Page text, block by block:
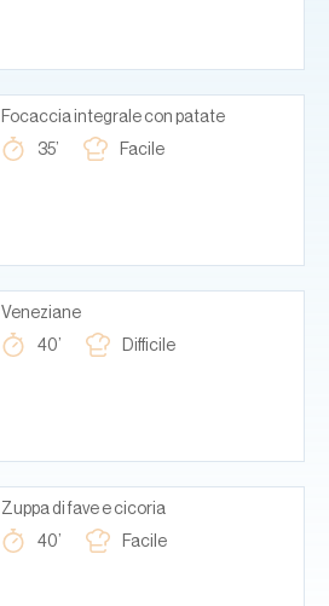
Focaccia integrale con patate
35’
Facile
Veneziane
40’
Difficile
Zuppa di fave e cicoria
40’
Facile